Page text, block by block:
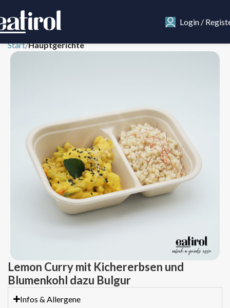
Login /
Start Hauptgerichte
Lemon Curry mit Kichererbsen und
Blumenkohl dazu Bulgur
Infos & Allergene